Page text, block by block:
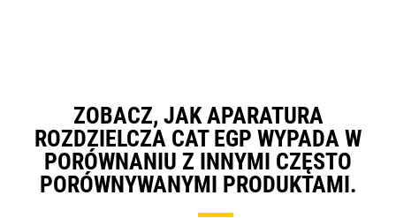
ZOBACZ, JAK APARATURA
ROZDZIELCZA CAT EGP WYPADA W
PORÓWNANIU Z INNYMI CZĘSTO
PORÓWNYWANYMI PRODUKTAMI.